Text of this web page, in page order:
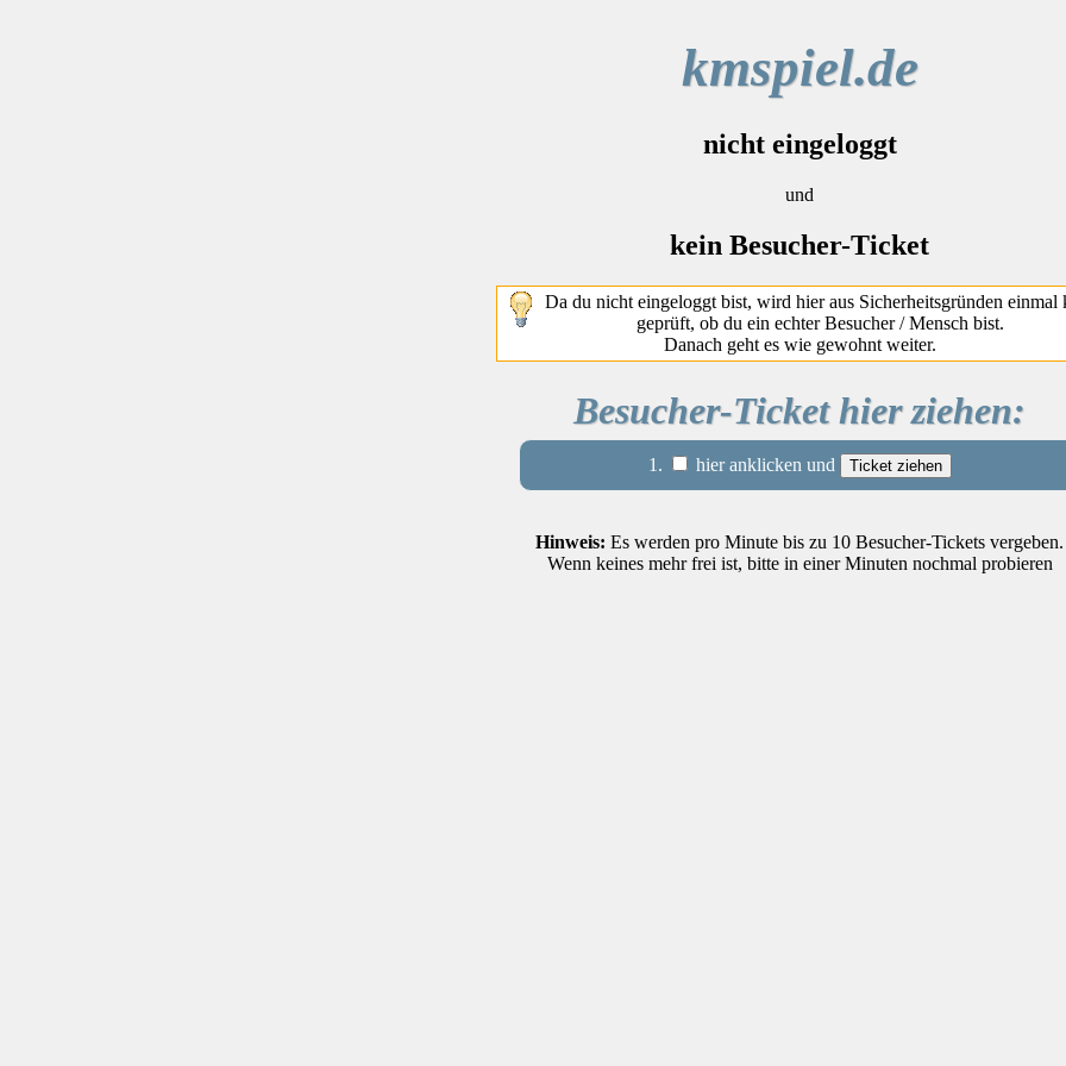
kmspiel.de
nicht eingeloggt
und
kein Besucher-Ticket
Da du nicht eingeloggt bist, wird hier aus Sicherheitsgründen einmal
geprüft, ob du ein echter Besucher / Mensch bist.
Danach geht es wie gewohnt weiter.
Besucher-Ticket hier ziehen:
1. hier anklicken und
Hinweis: Es werden pro Minute bis zu 10 Besucher-Tickets vergeben.
Wenn keines mehr frei ist, bitte in einer Minuten nochmal probieren